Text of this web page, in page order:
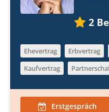
2
Ehevertrag Erbvertrag
Kaufvertrag
Erstgespräch